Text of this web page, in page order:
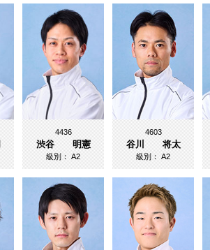
4436
渋谷 明憲
級別：A2
4603
谷川 将太
級別：A2